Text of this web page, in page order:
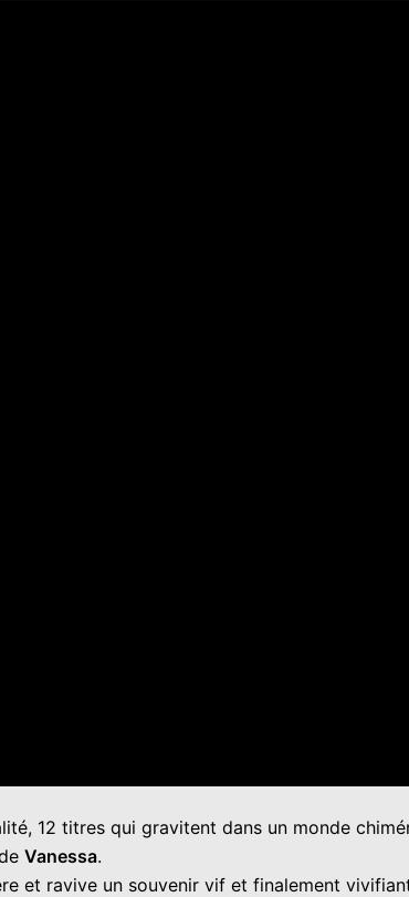
12 titres qui gravitent dans un monde
Vanessa.
et ravive un souvenir vif et finalement